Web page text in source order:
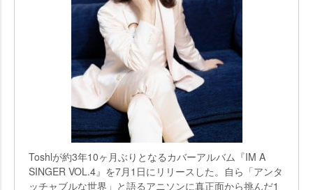
Toshlが約3年10ヶ月ぶりとなるカバーアルバム『IM A
SINGER VOL.4』を7月1日にリリースした。自ら「アンタ
ッチャブルな世界」と語るアニソンに真正面から挑んだ1